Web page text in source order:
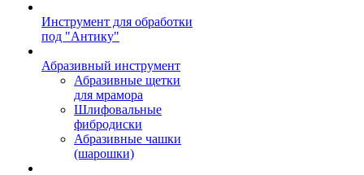
Инструмент для обработки
под "Антику"
Абразивный инструмент
Абразивные щетки
для мрамора
Шлифовальные
фибродиски
Абразивные чашки
(шарошки)